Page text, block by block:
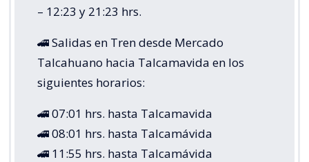
– 12:23 y 21:23 hrs.
🚄 Salidas en Tren desde Mercado
Talcahuano hacia Talcamavida en los
siguientes horarios:
🚄 07:01 hrs. hasta Talcamavida
🚄 08:01 hrs. hasta Talcamávida
🚄 11:55 hrs. hasta Talcamávida